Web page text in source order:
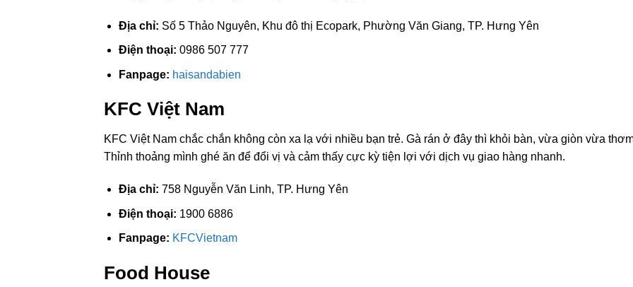
Địa chỉ: Số 5 Thảo Nguyên, Khu đô thị Ecopark, Phường Văn Giang, TP. Hưng Yên
Điện thoại: 0986 507 777
Fanpage: haisandabien
KFC Việt Nam
KFC Việt Nam chắc chắn không còn xa lạ với nhiều bạn trẻ. Gà rán ở đây thì khỏi bàn, vừa giòn vừa
Thỉnh thoảng mình ghé ăn để đổi vị và cảm thấy cực kỳ tiện lợi với dịch vụ giao hàng nhanh.
Địa chỉ: 758 Nguyễn Văn Linh, TP. Hưng Yên
Điện thoại: 1900 6886
Fanpage: KFCVietnam
Food House